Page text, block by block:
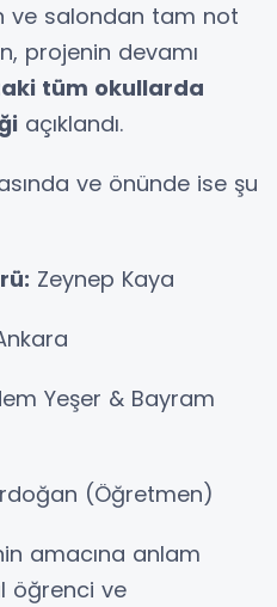
ve salondan tam not
projenin devamı
tüm okullarda
açıklandı.
ve önünde ise şu
Zeynep Kaya
Yeşer & Bayram
(Öğretmen)
amacına anlam
öğrenci ve